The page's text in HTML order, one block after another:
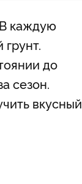
В каждую
до
сезон.
вкусный